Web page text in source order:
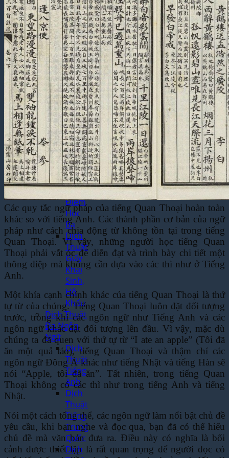
Yêu
Cầu
Dịch
Thuật
Báo
Cáo
Tài
Chính
Dịch
Thuật
Hợp
Đồng
Nhanh
Chóng
Dịch
Thuật
Bảng
Điểm
Học
Bạ
Dịch
Thuật
Giấy
Khai
Sinh,
Hộ
Khẩu
Dịch Thuật
Đa Ngôn
Ngữ
Dịch
Thuật
Tiếng
Anh
Dịch
Thuật
Tiếng
Trung
Quốc
Dịch
Các quy tắc ngữ pháp của tiếng Quan Thoại hoàn toàn
khác so với tiếng Anh. Các thành phần cơ bản của ngữ
pháp như cách chia động từ không tồn tại trong tiếng
Quan Thoại. Vì vậy, những người học tiếng Quan
Thoại phải vắt óc để diễn đạt và trình bày chi tiết một
thông điệp mà không cần dựa vào các thì như ở Tiếng
Anh.
Một khía cạnh chính khác của tiếng Quan Thoại là thứ
tự từ của chúng. Tiếng Quan Thoại luôn đặt đối tượng
trước, trong khi các ngôn ngữ như Tiếng Anh và các
ngôn ngữ khác đặt đối tượng lên đầu. Vì vậy, mặc dù
chúng ta đã quen với thứ tự từ “I ate an apple” (Tôi đã
ăn một quả táo), tiếng Quan Thoại và thậm chí các
ngôn ngữ Đông Á khác như tiếng Nhật và tiếng Hàn sẽ
nói “Apple, tôi đã ăn”. Tất nhiên, trong tiếng Quan
Thoại không có các thì như trong tiếng Anh và tiếng
Nhật.
Nói một cách tổng thể, các ngôn ngữ làm nổi bật chủ đề
yêu cầu, khi bạn nghe và đọc qua, bạn đã có thể hiểu
chủ đề mà văn bản đưa ra. Điều này có nghĩa là bối
cảnh được thiết lập là rất quan trọng để người đọc có